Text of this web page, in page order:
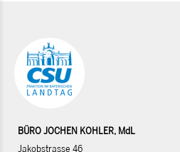
BÜRO JOCHEN KOHLER, MdL
Jakobstrasse 46